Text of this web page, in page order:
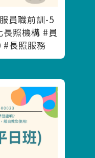
員職前訓-5
照機構 #員
#長照服務